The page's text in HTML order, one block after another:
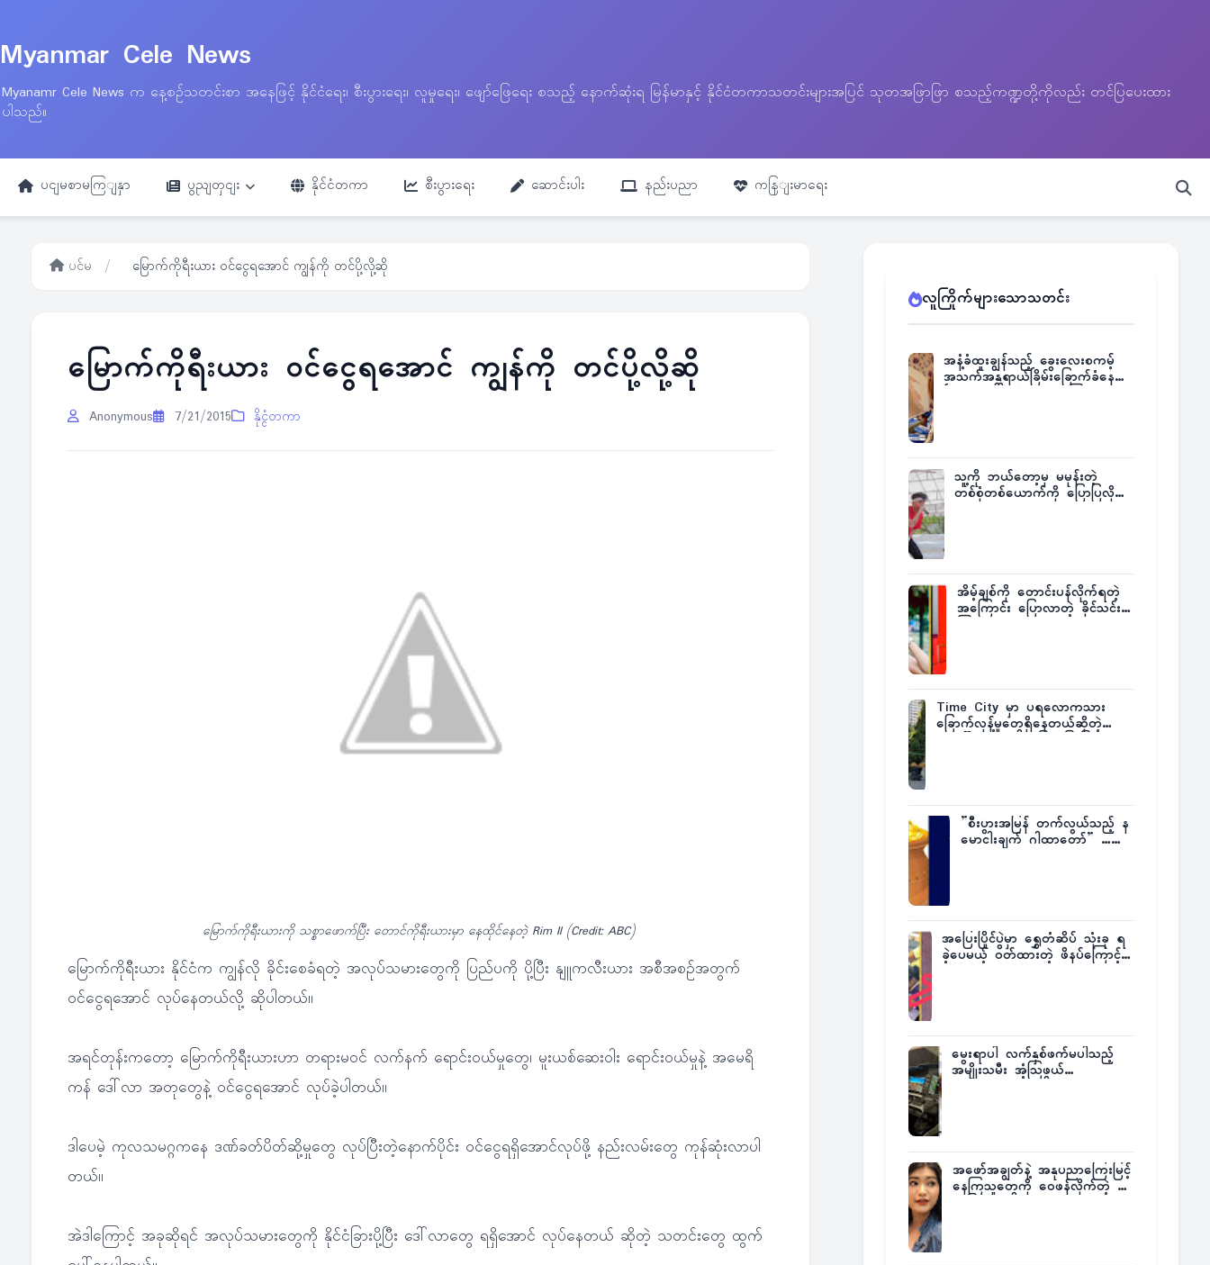
Myanmar Cele News
Myanamr Cele News က နေ့စဉ်သတင်းစာ အနေဖြင့် နိုင်ငံရေး၊ စီးပွားရေး၊ လူမှုရေး၊ ဖျော်ဖြေရေး စသည့် နောက်ဆုံးရ မြန်မာနှင့် နိုင်ငံတကာသတင်းများအပြင် သုတအဖြာဖြာ စသည့်ကဏ္ဍတို့ကိုလည်း တင်ပြပေးထား
ပါသည်။
ပငျမစာမကြျနှာ ပွညျတှငျး နိုင်ငံတကာ စီးပွားရေး ဆောင်းပါး နည်းပညာ ကနြျးမာရေး
ပင်မ / မြောက်ကိုရီးယား ဝင်ငွေရအောင် ကျွန်ကို တင်ပို့လို့ဆို
မြောက်ကိုရီးယား ဝင်ငွေရအောင် ကျွန်ကို တင်ပို့လို့ဆို
Anonymous 7/21/2015 နိုင္ငံတကာ
မြောက်ကိုရီးယားကို သစ္စာဖောက်ပြီး တောင်ကိုရီးယားမှာ နေထိုင်နေတဲ့ Rim Il (Credit: ABC)
မြောက်ကိုရီးယား နိုင်ငံက ကျွန်လို ခိုင်းစေခံရတဲ့ အလုပ်သမားတွေကို ပြည်ပကို ပို့ပြီး နျူကလီးယား အစီအစဉ်အတွက်
ဝင်ငွေရအောင် လုပ်နေတယ်လို့ ဆိုပါတယ်။
အရင်တုန်းကတော့ မြောက်ကိုရီးယားဟာ တရားမဝင် လက်နက် ရောင်းဝယ်မှုတွေ၊ မူးယစ်ဆေးဝါး ရောင်းဝယ်မှုနဲ့ အမေရိ
ကန် ဒေါ်လာ အတုတွေနဲ့ ဝင်ငွေရအောင် လုပ်ခဲ့ပါတယ်။
ဒါပေမဲ့ ကုလသမဂ္ဂကနေ ဒဏ်ခတ်ပိတ်ဆို့မှုတွေ လုပ်ပြီးတဲ့နောက်ပိုင်း ဝင်ငွေရရှိအောင်လုပ်ဖို့ နည်းလမ်းတွေ ကုန်ဆုံးလာပါ
တယ်။
အဲဒါကြောင့် အခုဆိုရင် အလုပ်သမားတွေကို နိုင်ငံခြားပို့ပြီး ဒေါ်လာတွေ ရရှိအောင် လုပ်နေတယ် ဆိုတဲ့ သတင်းတွေ ထွက်
လူကြိုက်များသောသတင်း
အနံ့ခံထူးချွန်သည့် ခွေးလေးစကမ့်
အသက်အန္တရာယ်ခြိမ်းခြောက်ခံနေရ
သူ့ကို ဘယ်တော့မှ မမုန်းတဲ့
တစ်စုံတစ်ယောက်ကို ပြောပြလိုက်
အိမ့်ချစ်ကို တောင်းပန်လိုက်ရတဲ့
အကြောင်း ပြောလာတဲ့ ခိုင်သင်း
Time City မှာ ပရလောကသား
ခြောက်လှန့်မှုတွေရှိနေတယ်ဆိုတဲ့
”စီးပွားအမြန် တက်လွယ်သည့် န
မောငါးချက် ဂါထာတော်” ……
အပြေးပြိုင်ပွဲမှာ ရွှေတံဆိပ် သုံးခု ရ
ခဲ့ပေမယ့် ဝတ်ထားတဲ့ ဖိနပ်ကြောင့်
မွေးရာပါ လက်နှစ်ဖက်မပါသည့်
အမျိုးသမီး အံ့သြဖွယ်
အဖော်အချွတ်နဲ့ အနုပညာကြေးမြင့်
နေကြသူတွေကို ဝေဖန်လိုက်တဲ့ သ